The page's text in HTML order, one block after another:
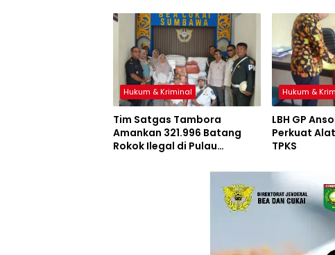
Hukum & Kriminal
Tim Satgas Tambora
Amankan 321.996 Batang
Rokok Ilegal di Pulau
Hukum &
LBH GP
Perkuat
TPKS